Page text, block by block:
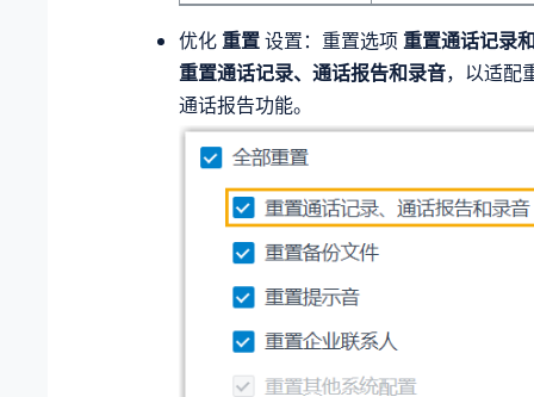
优化重置设置：重置选项重置通话记录
重置通话记录、通话报告和录音，以适配
通话报告功能。